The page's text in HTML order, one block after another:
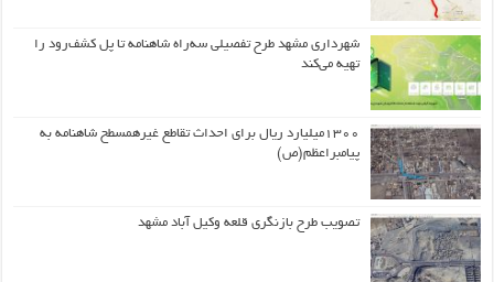
شهرداری مشهد طرح تفصیلی سه‌راه شاهنامه تا پل کشف‌رود را
تهیه می‌کند
۱۳۰۰میلیارد ریال برای احداث تقاطع غیرهمسطح شاهنامه به
پیامبراعظم(ص)
تصویب طرح بازنگری قلعه وکیل آباد مشهد